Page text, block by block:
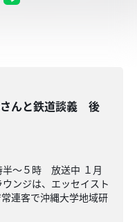
さんと鉄道談義 後
～５時 放送中 １月
ンジは、エッセイスト
連客で沖縄大学地域研